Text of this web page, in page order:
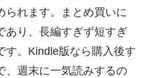
られます。まとめ買いに
あり、長編すぎず短すぎ
す。Kindle版なら購入後す
、週末に一気読みするの